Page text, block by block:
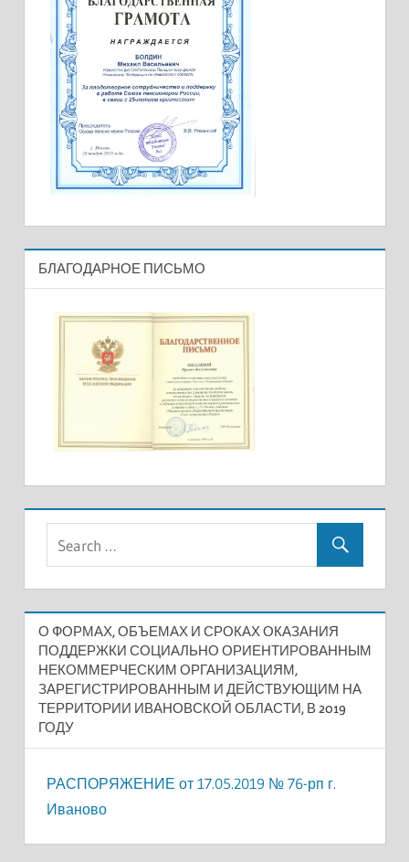
БЛАГОДАРНОЕ ПИСЬМО
О ФОРМАХ, ОБЪЕМАХ И СРОКАХ ОКАЗАНИЯ
ПОДДЕРЖКИ СОЦИАЛЬНО ОРИЕНТИРОВАННЫМ
НЕКОММЕРЧЕСКИМ ОРГАНИЗАЦИЯМ,
ЗАРЕГИСТРИРОВАННЫМ И ДЕЙСТВУЮЩИМ НА
ТЕРРИТОРИИ ИВАНОВСКОЙ ОБЛАСТИ, В 2019
ГОДУ
РАСПОРЯЖЕНИЕ от 17.05.2019 № 76-рп г.
Иваново